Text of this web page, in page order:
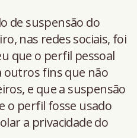
de suspensão do
nas redes sociais, foi
que o perfil pessoal
outros fins que não
e que a suspensão
o perfil fosse usado
a privacidade do